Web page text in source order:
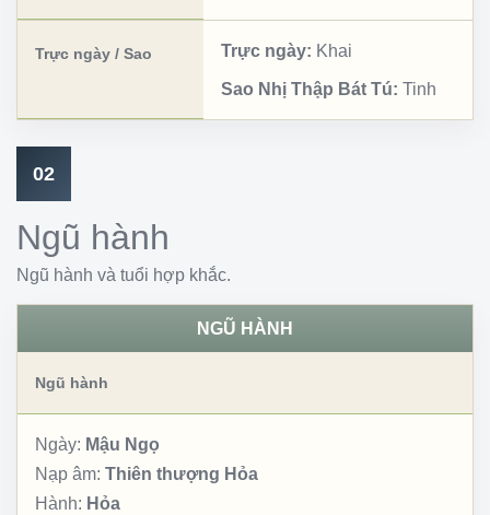
Trực ngày / Sao Trực ngày: Khai
Sao Nhị Thập Bát Tú: Tinh
02
Ngũ hành
Ngũ hành và tuổi hợp khắc.
NGŨ HÀNH
Ngũ hành
Ngày: Mậu Ngọ
Nạp âm: Thiên thượng Hỏa
Hành: Hỏa